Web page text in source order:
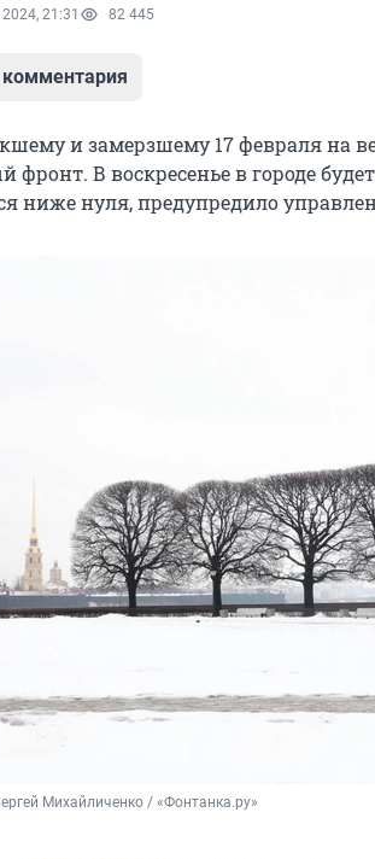
21:31 82 445
комментария
и замерзшему 17 февраля на
фронт. В воскресенье в городе
ниже нуля, предупредило
Михайличенко / «Фонтанка.ру»